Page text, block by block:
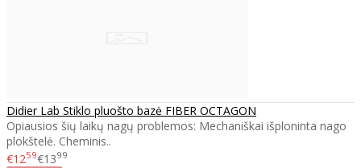
Didier Lab Stiklo pluošto bazė FIBER OCTAGON
Opiausios šių laikų nagų problemos: Mechaniškai išploninta nago
plokštelė. Cheminis..
€1259€1399